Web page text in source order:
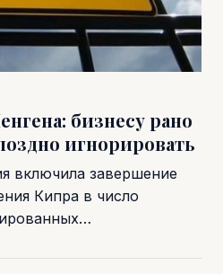
бизнесу рано
игнорировать
включила завершение
Кипра в число